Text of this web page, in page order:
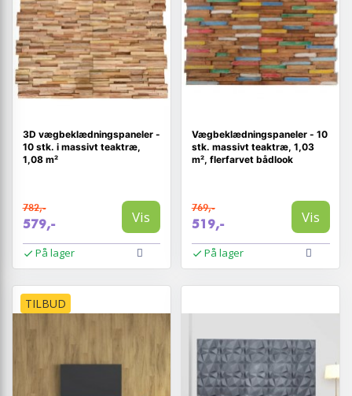
3D vægbeklædningspaneler -
10 stk. i massivt teaktræ,
1,08 m²
782,-
579,- Vis
På lager
Vægbeklædningspaneler - 10
stk. massivt teaktræ, 1,03
m², flerfarvet bådlook
769,-
519,- Vis
På lager
TILBUD